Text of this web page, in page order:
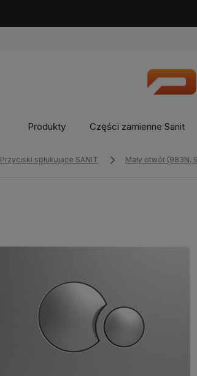
Produkty Części zamienne Sanit
Przyciski spłukujące SANIT Mały otwór (983N,